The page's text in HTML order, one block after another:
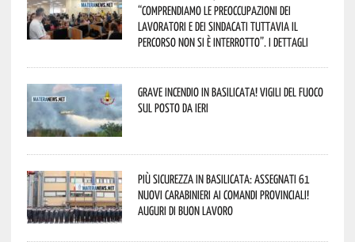
“comprendiamo le preoccupazioni dei
lavoratori e dei sindacati tuttavia il
percorso non si è interrotto”. I dettagli
Grave incendio in Basilicata! Vigili del fuoco
sul posto da ieri
Più sicurezza in Basilicata: assegnati 61
nuovi Carabinieri ai Comandi provinciali!
Auguri di buon lavoro